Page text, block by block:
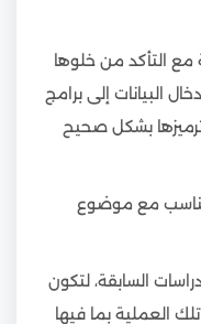
مع التأكد من خلوها
البيانات إلى برامج
ترميزها بشكل صحيح
تتناسب مع موضوع
السابقة، لتكون
العملية بما فيها